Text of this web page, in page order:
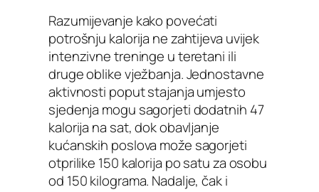
Razumijevanje kako povećati
potrošnju kalorija ne zahtijeva uvijek
intenzivne treninge u teretani ili
druge oblike vježbanja. Jednostavne
aktivnosti poput stajanja umjesto
sjedenja mogu sagorjeti dodatnih 47
kalorija na sat, dok obavljanje
kućanskih poslova može sagorjeti
otprilike 150 kalorija po satu za osobu
od 150 kilograma. Nadalje, čak i